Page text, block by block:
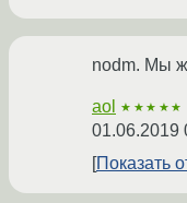
nodm. Мы
aol ★★★★★
01.06.2019
Показать